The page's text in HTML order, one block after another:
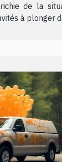
de la
à plonger